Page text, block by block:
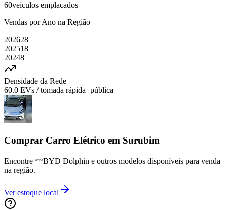
60veículos emplacados
Vendas por Ano na Região
202628
202518
20248
Densidade da Rede
60.0 EVs / tomada rápida+pública
Comprar Carro Elétrico em Surubim
Encontre BYD Dolphin e outros modelos disponíveis para venda
na região.
Ver estoque local